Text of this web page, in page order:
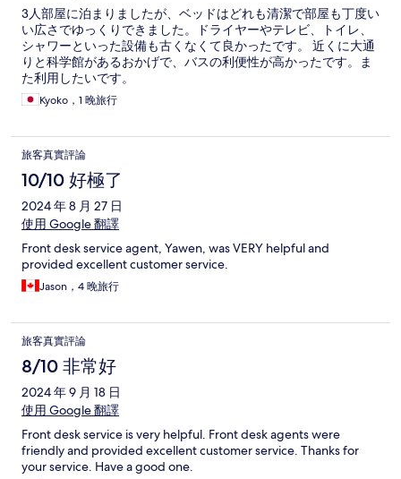
3人部屋に泊まりましたが、ベッドはどれも清潔で部屋も丁度い
い広さでゆっくりできました。ドライヤーやテレビ、トイレ、
シャワーといった設備も古くなくて良かったです。 近くに大通
りと科学館があるおかげで、バスの利便性が高かったです。ま
た利用したいです。
Kyoko，1 晚旅行
旅客真實評論
10/10 好極了
2024 年 8 月 27 日
使用 Google 翻譯
Front desk service agent, Yawen, was VERY helpful and
provided excellent customer service.
Jason，4 晚旅行
旅客真實評論
8/10 非常好
2024 年 9 月 18 日
使用 Google 翻譯
Front desk service is very helpful. Front desk agents were
friendly and provided excellent customer service. Thanks for
your service. Have a good one.